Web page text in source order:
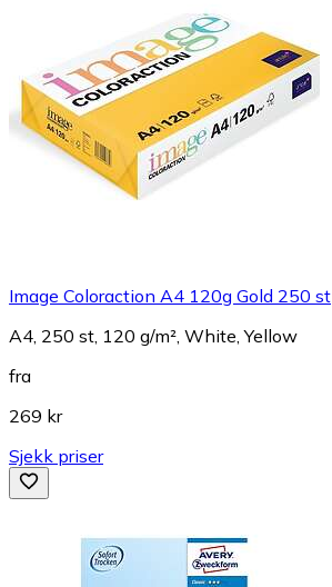
Image Coloraction A4 120g Gold 250 st
A4, 250 st, 120 g/m², White, Yellow
fra
269 kr
Sjekk priser